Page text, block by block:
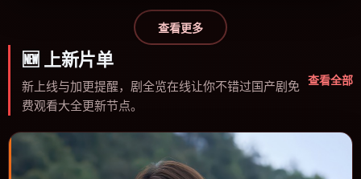
查看更多
🆕 上新片单
新上线与加更提醒，剧全览在线让你不错过国产剧免
费观看大全更新节点。
查看全部